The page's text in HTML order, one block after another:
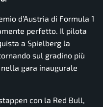
d’Austria di Formula 1
perfetto. Il pilota
a Spielberg la
sul gradino più
gara inaugurale
con la Red Bull,